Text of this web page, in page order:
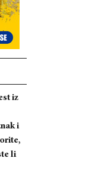
iz
i
li